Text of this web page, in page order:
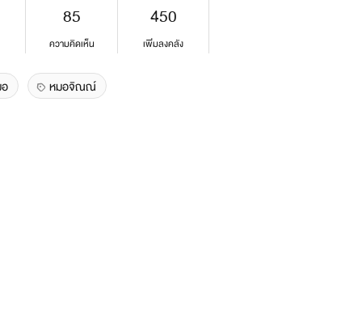
85
ความคิดเห็น
450
เพิ่มลงคลัง
หมอจิณณ์